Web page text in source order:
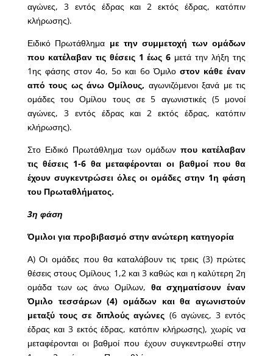
αγώνες, 3 εντός έδρας και 2 εκτός έδρας, κατόπιν
κλήρωσης).
Ειδικό Πρωτάθλημα με την συμμετοχή των ομάδων
που κατέλαβαν τις θέσεις 1 έως 6 μετά την λήξη της
1ης φάσης στον 4ο, 5ο και 6ο Όμιλο στον κάθε έναν
από τους ως άνω Ομίλους, αγωνιζόμενοι ξανά με τις
ομάδες του Ομίλου τους σε 5 αγωνιστικές (5 μονοί
αγώνες, 3 εντός έδρας και 2 εκτός έδρας, κατόπιν
κλήρωσης).
Στο Ειδικό Πρωτάθλημα των ομάδωνπου κατέλαβαν
τις θέσεις 1-6 θα μεταφέρονται οι βαθμοί που θα
έχουν συγκεντρώσει όλες οι ομάδες στην 1η φάση
του Πρωταθλήματος.
3η φάση
Όμιλοι για προβιβασμό στην ανώτερη κατηγορία
Α) Οι ομάδες που θα καταλάβουν τις τρεις (3) πρώτες
θέσεις στους Ομίλους 1,2 και 3 καθώς και η καλύτερη 2η
ομάδα των ως άνω Ομίλων, θα σχηματίσουν έναν
Όμιλο τεσσάρων (4) ομάδων και θα αγωνιστούν
μεταξύ τους σε διπλούς αγώνες (6 αγώνες, 3 εντός
έδρας και 3 εκτός έδρας, κατόπιν κλήρωσης), χωρίς να
μεταφέρονται οι βαθμοί που έχουν συγκεντρωθεί στην